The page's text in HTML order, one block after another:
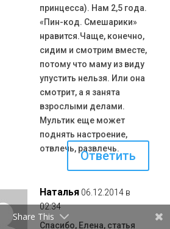
принцесса). Нам 2,5 года.
«Пин-код. Смешарики»
нравится.Чаще, конечно,
сидим и смотрим вместе,
потому что маму из виду
упустить нельзя. Или она
смотрит, а я занята
взрослыми делами.
Мультик еще может
поднять настроение,
отвлечь, развлечь.
Ответить
Наталья 06.12.2014 в
02:34
Спасибо, Елена, статья
Share This